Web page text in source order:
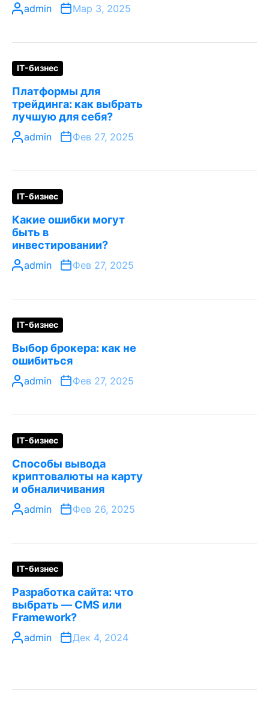
admin Мар 3, 2025
IT-бизнес
Платформы для
трейдинга: как выбрать
лучшую для себя?
admin Фев 27, 2025
IT-бизнес
Какие ошибки могут
быть в
инвестировании?
admin Фев 27, 2025
IT-бизнес
Выбор брокера: как не
ошибиться
admin Фев 27, 2025
IT-бизнес
Способы вывода
криптовалюты на карту
и обналичивания
admin Фев 26, 2025
IT-бизнес
Разработка сайта: что
выбрать — CMS или
Framework?
admin Дек 4, 2024